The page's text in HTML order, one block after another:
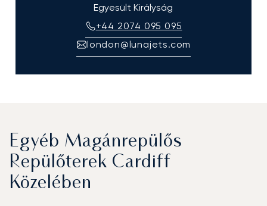
Egyesült Királyság
+44 2074 095 095
london@lunajets.com
Egyéb Magánrepülős
Repülőterek Cardiff
Közelében